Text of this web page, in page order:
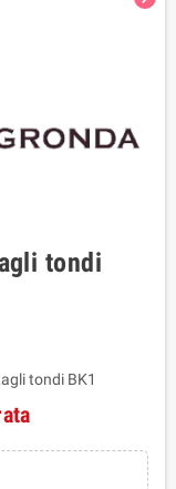
tondi
tondi BK1